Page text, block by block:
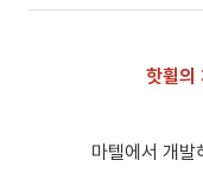
핫휠의
마텔에서 개발